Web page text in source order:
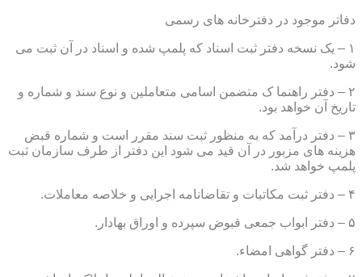
دفاتر موجود در دفترخانه های رسمی
۱ – یک نسخه دفتر ثبت اسناد که پلمپ شده و اسناد در آن ثبت می
شود.
۲ – دفتر راهنما ک متضمن اسامی متعاملین و نوع سند و شماره و
تاریخ آن خواهد بود.
۳ – دفتر درآمد که به منظور ثبت سند مقرر است و شماره قبض
هزینه های مزبور در آن قید می شود این دفتر از طرف سازمان ثبت
پلمپ خواهد شد.
۴ – دفتر ثبت مکاتبات و تقاضانامه اجرایی و خلاصه معاملات.
۵ – دفتر ابواب جمعی قبوض سپرده و اوراق بهادار.
۶ – دفتر گواهی امضاء.